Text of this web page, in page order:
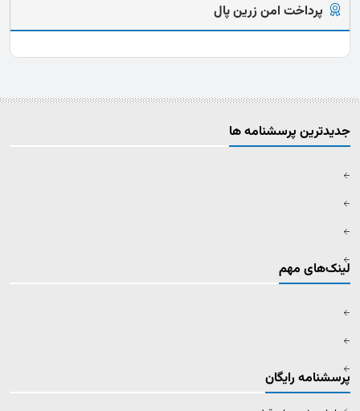
پرداخت امن زرین پال
جدیدترین پرسشنامه ها
لینک‌های مهم
پرسشنامه رایگان